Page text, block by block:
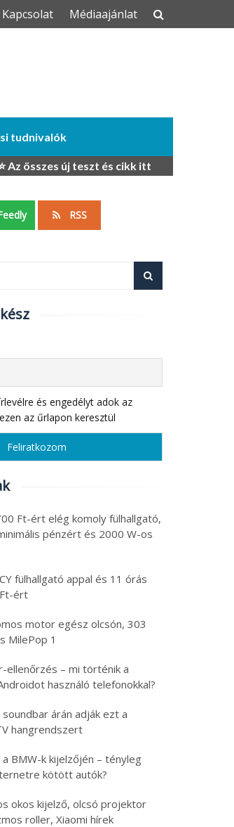
Kapcsolat Médiaajánlat
tudnivalók
Az összes új teszt és cikk itt
RSS
és engedélyt adok az
az űrlapon keresztül
Ft-ért elég komoly fülhallgató,
pénzért és 2000 W-os
fülhallgató appal és 11 órás
ért
motor egész olcsón, 303
MilePop 1
ellenőrzés – mi történik a
használó telefonokkal?
árán adják ezt a
hangrendszert
BMW-k kijelzőjén – tényleg
kötött autók?
okos kijelző, olcsó projektor
roller, Xiaomi hírek